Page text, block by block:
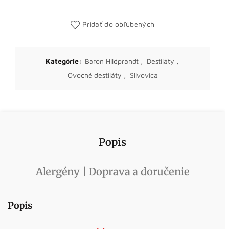
Pridať do obľúbených
Kategórie: Baron Hildprandt , Destiláty ,
Ovocné destiláty , Slivovica
Popis
Alergény | Doprava a doručenie
Popis